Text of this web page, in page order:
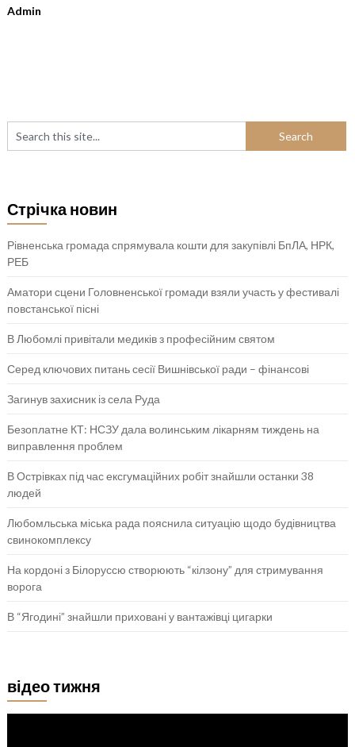
Admin
Стрічка новин
Рівненська громада спрямувала кошти для закупівлі БпЛА, НРК,
РЕБ
Аматори сцени Головненської громади взяли участь у фестивалі
повстанської пісні
В Любомлі привітали медиків з професійним святом
Серед ключових питань сесії Вишнівської ради – фінансові
Загинув захисник із села Руда
Безоплатне КТ: НСЗУ дала волинським лікарням тиждень на
виправлення проблем
В Острівках під час ексгумаційних робіт знайшли останки 38
людей
Любомльська міська рада пояснила ситуацію щодо будівництва
свинокомплексу
На кордоні з Білоруссю створюють “кілзону” для стримування
ворога
В “Ягодині” знайшли приховані у вантажівці цигарки
відео тижня